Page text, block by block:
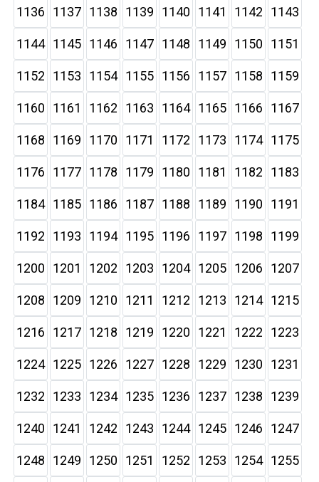
1136 1137 1138 1139 1140 1141 1142 1143
1144 1145 1146 1147 1148 1149 1150 1151
1152 1153 1154 1155 1156 1157 1158 1159
1160 1161 1162 1163 1164 1165 1166 1167
1168 1169 1170 1171 1172 1173 1174 1175
1176 1177 1178 1179 1180 1181 1182 1183
1184 1185 1186 1187 1188 1189 1190 1191
1192 1193 1194 1195 1196 1197 1198 1199
1200 1201 1202 1203 1204 1205 1206 1207
1208 1209 1210 1211 1212 1213 1214 1215
1216 1217 1218 1219 1220 1221 1222 1223
1224 1225 1226 1227 1228 1229 1230 1231
1232 1233 1234 1235 1236 1237 1238 1239
1240 1241 1242 1243 1244 1245 1246 1247
1248 1249 1250 1251 1252 1253 1254 1255